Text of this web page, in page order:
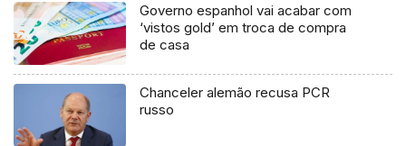
Governo espanhol vai acabar com
‘vistos gold’ em troca de compra
de casa
Chanceler alemão recusa PCR
russo